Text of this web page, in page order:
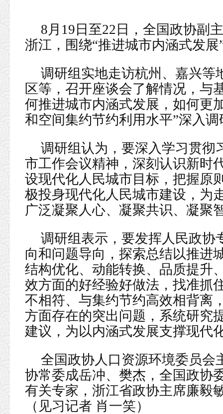
8月19日至22日，全国政协副
浙江，围绕“推进城市内涵式发展
调研组实地走访杭州、嘉兴等
区等，召开座谈会了解情况，与
何推进城市内涵式发展，如何更
和空间集约节约利用水平”深入
调研组认为，要深入学习贯彻
市工作会议精神，深刻认识新时
设现代化人民城市目标，把握原
极投身现代化人民城市建设，为
广泛凝聚人心、凝聚共识、凝聚
调研组表示，要发挥人民政协
向和问题导向，探索总结以推进
结构优化、动能转换、品质提升
效方面的好经验好做法，找准抓
不相符、与集约节约高效相背离
方面存在的突出问题，系统研究
建议，为以内涵式发展支撑现代
全国政协人口资源环境委员会
协常委成岳冲、樊杰，全国政协
有关专家，浙江省政协主席廉毅
（见习记者 肖一笑）